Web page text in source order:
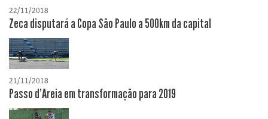
22/11/2018
Zeca disputará a Copa São Paulo a 500km da capital
21/11/2018
Passo d'Areia em transformação para 2019